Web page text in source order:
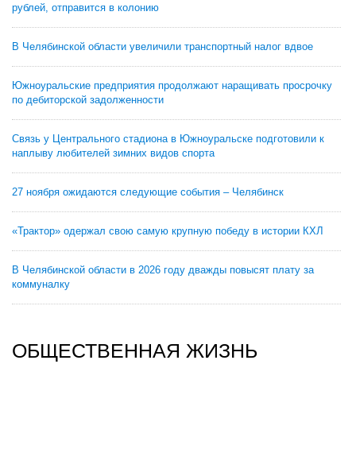
рублей, отправится в колонию
В Челябинской области увеличили транспортный налог вдвое
Южноуральские предприятия продолжают наращивать просрочку
по дебиторской задолженности
Связь у Центрального стадиона в Южноуральске подготовили к
наплыву любителей зимних видов спорта
27 ноября ожидаются следующие события – Челябинск
«Трактор» одержал свою самую крупную победу в истории КХЛ
В Челябинской области в 2026 году дважды повысят плату за
коммуналку
ОБЩЕСТВЕННАЯ ЖИЗНЬ